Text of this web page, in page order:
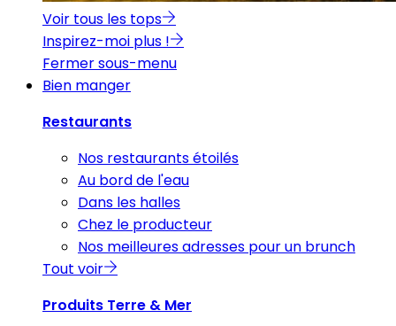
Voir tous les tops
Inspirez-moi plus !
Fermer sous-menu
Bien manger
Restaurants
Nos restaurants étoilés
Au bord de l'eau
Dans les halles
Chez le producteur
Nos meilleures adresses pour un brunch
Tout voir
Produits Terre & Mer